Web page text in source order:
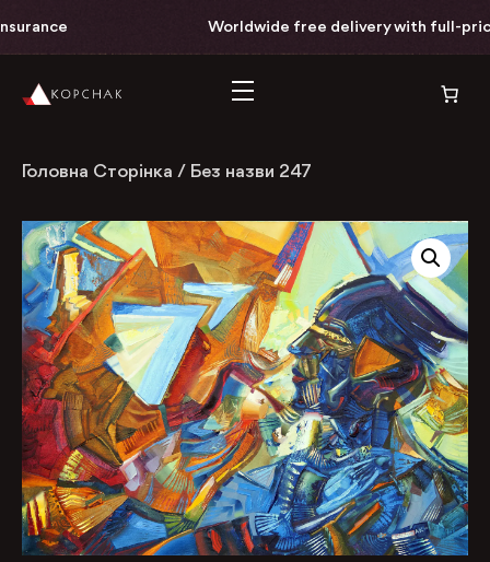
Worldwide free delivery with full-price
Головна Сторінка / Без назви 247